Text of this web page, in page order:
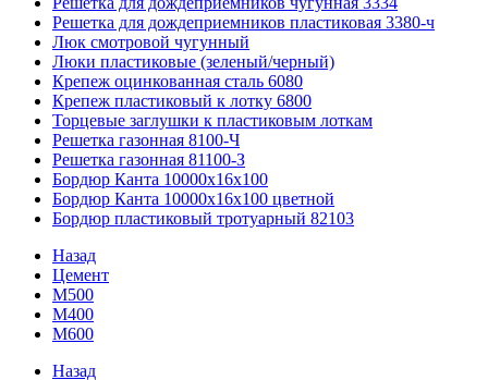
Решетка для дождеприемников пластиковая 3380-ч
Люк смотровой чугунный
Люки пластиковые (зеленый/черный)
Крепеж оцинкованная сталь 6080
Крепеж пластиковый к лотку 6800
Торцевые заглушки к пластиковым лоткам
Решетка газонная 8100-Ч
Решетка газонная 81100-З
Бордюр Канта 10000x16x100
Бордюр Канта 10000x16x100 цветной
Бордюр пластиковый тротуарный 82103
Назад
Цемент
М500
М400
М600
Назад